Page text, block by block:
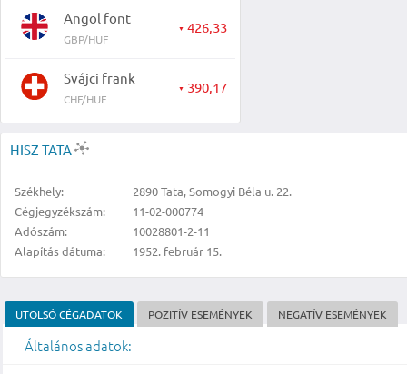
Angol font
GBP/HUF
▼ 426,33
Svájci frank
CHF/HUF
▼ 390,17
HISZ TATA
Székhely:
2890 Tata, Somogyi Béla u. 22.
Cégjegyzékszám:
11-02-000774
Adószám:
10028801-2-11
Alapítás dátuma:
1952. február 15.
UTOLSÓ CÉGADATOK POZITÍV ESEMÉNYEK NEGATÍV ESEMÉNYEK
Általános adatok: